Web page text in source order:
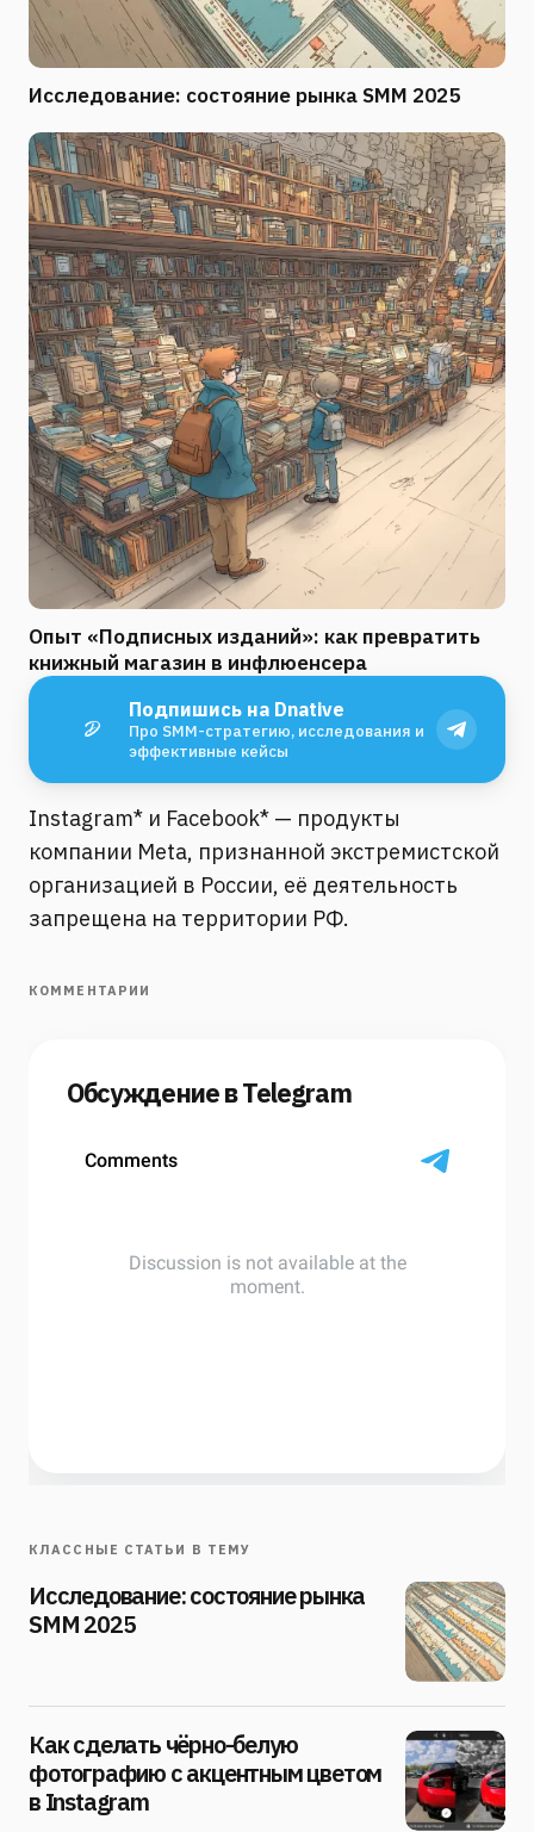
Исследование: состояние рынка SMM 2025
Опыт «Подписных изданий»: как превратить
книжный магазин в инфлюенсера
Подпишись на Dnative
Про SMM-стратегию, исследования и
эффективные кейсы
Instagram* и Facebook* — продукты
компании Meta, признанной экстремистской
организацией в России, её деятельность
запрещена на территории РФ.
КОММЕНТАРИИ
Обсуждение в Telegram
КЛАССНЫЕ СТАТЬИ В ТЕМУ
Исследование: состояние рынка
SMM 2025
Как сделать чёрно-белую
фотографию с акцентным цветом
в Instagram